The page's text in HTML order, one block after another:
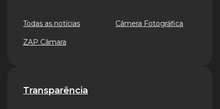
Todas as notícias
ZAP Câmara
Câmera Fotográfica
Transparência